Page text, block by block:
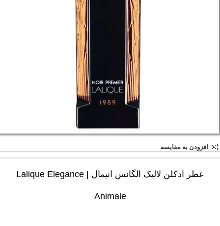
افزودن به مقایسه
عطر ادکلن لالیک الگانس انیمال | Lalique Elegance
Animale